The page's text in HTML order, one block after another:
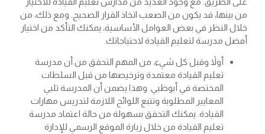
من بينها، قد يكون من الصعب اتخاذ القرار الصحيح. ومع ذلك، من
خلال النظر في بعض العوامل الأساسية، يمكنك التأكد من اختيار
أفضل مدرسة لتعليم القيادة لاحتياجاتك.
أولاً وقبل كل شيء، من المهم التحقق من أن مدرسة
تعليم القيادة معتمدة وترخيصها من قبل السلطات
المختصة في أبوظبي. وهذا يضمن أن المدرسة تلبي
المعايير المطلوبة وتتبع اللوائح اللازمة لتدريس مهارات
القيادة. يمكنك التحقق بسهولة من حالة اعتماد مدرسة
تعليم القيادة من خلال زيارة الموقع الرسمي للإدارة